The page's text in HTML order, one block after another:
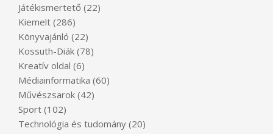
Játékismertető (22)
Kiemelt (286)
Könyvajánló (22)
Kossuth-Diák (78)
Kreatív oldal (6)
Médiainformatika (60)
Művészsarok (42)
Sport (102)
Technológia és tudomány (20)